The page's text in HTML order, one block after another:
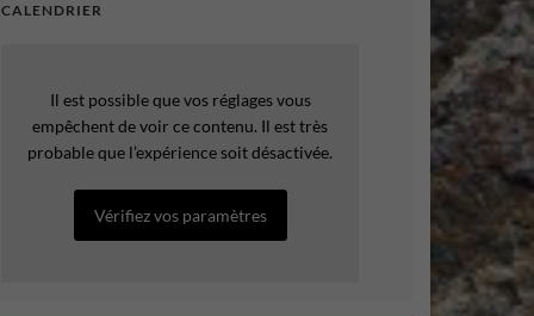
CALENDRIER
Il est possible que vos réglages vous
empêchent de voir ce contenu. Il est très
probable que l’expérience soit désactivée.
Vérifiez vos paramètres